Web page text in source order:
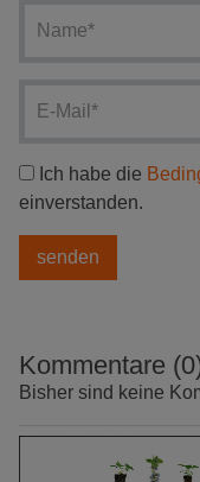
Ich habe die
einverstanden.
Kommentare
Bisher sind keine